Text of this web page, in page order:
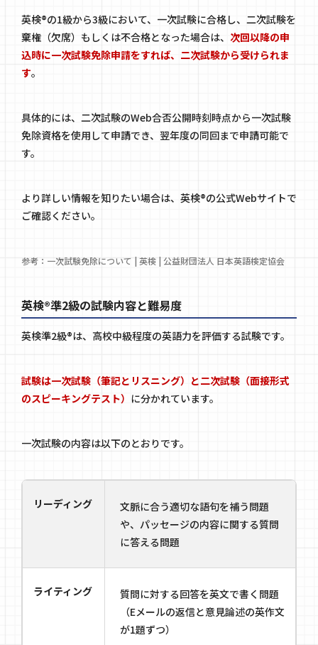
英検®の1級から3級において、一次試験に合格し、二次試験を
棄権（欠席）もしくは不合格となった場合は、 次回以降の申
込時に一次試験免除申請をすれば、二次試験から受けられま
す。
具体的には、二次試験のWeb合否公開時刻時点から一次試験
免除資格を使用して申請でき、翌年度の同回まで申請可能で
す。
より詳しい情報を知りたい場合は、英検®の公式Webサイトで
ご確認ください。
参考： 一次試験免除について | 英検 | 公益財団法人 日本英語検定協会
英検®準2級の試験内容と難易度
英検準2級®は、高校中級程度の英語力を評価する試験です。
試験は一次試験（筆記とリスニング）と二次試験（面接形式
のスピーキングテスト） に分かれています。
一次試験の内容は以下のとおりです。
リーディング
文脈に合う適切な語句を補う問題
や、パッセージの内容に関する質問
に答える問題
ライティング
質問に対する回答を英文で書く問題
（Eメールの返信と意見論述の英作文
が1題ずつ）